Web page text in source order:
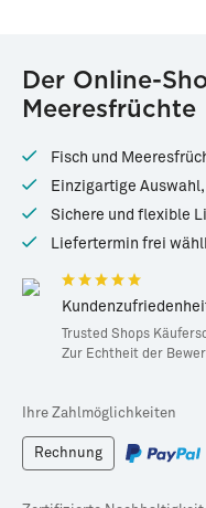
Lachs-Rückenfilet
(Sashimi-Qualität)
17,99 €
89,95 € / kg
Der Online-
Meeresfrüchte
Fisch und
Einzigartige
Sichere und flexible
Liefertermin frei
Trusted Shops
Zur Echtheit der
Ihre Zahlmöglichkeiten
Rechnung